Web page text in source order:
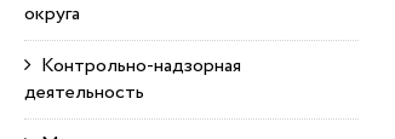
округа
Контрольно-надзорная
деятельность